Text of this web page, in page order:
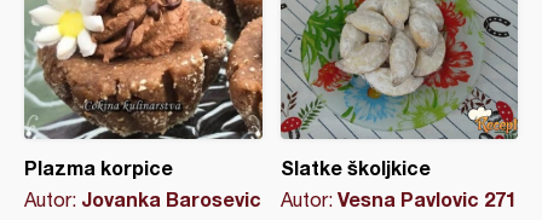
Plazma korpice
Autor: Jovanka Barosevic
Slatke školjkice
Autor: Vesna Pavlovic 271